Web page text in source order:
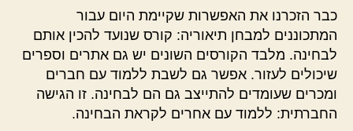
כבר הזכרנו את האפשרות שקיימת היום עבור
המתכוננים למבחן תיאוריה: קורס שנועד להכין אותם
לבחינה. מלבד הקורסים השונים יש גם אתרים וספרים
שיכולים לעזור. אפשר גם לשבת ללמוד עם חברים
ומכרים שעומדים להתייצב גם הם לבחינה. זו הגישה
החברתית: ללמוד עם אחרים לקראת הבחינה.